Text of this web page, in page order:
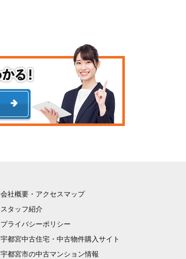
会社概要・アクセスマップ
スタッフ紹介
プライバシーポリシー
宇都宮中古住宅・中古物件購入サイト
宇都宮市の中古マンション情報